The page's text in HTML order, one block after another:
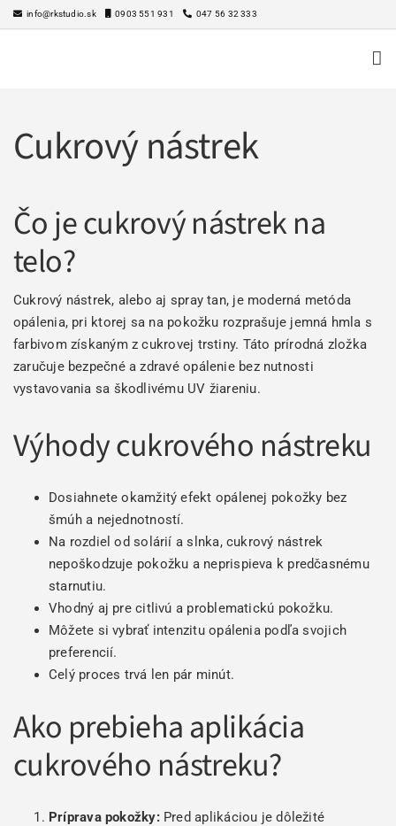
Skip
to
info@rkstudio.sk 0903 551 931 047 56 32 333
Cukrový nástrek
Čo je cukrový nástrek na
telo?
Cukrový nástrek, alebo aj spray tan, je moderná metóda
opálenia, pri ktorej sa na pokožku rozprašuje jemná hmla s
farbivom získaným z cukrovej trstiny. Táto prírodná zložka
zaručuje bezpečné a zdravé opálenie bez nutnosti
vystavovania sa škodlivému UV žiareniu.
Výhody cukrového nástreku
Dosiahnete okamžitý efekt opálenej pokožky bez
šmúh a nejednotností.
Na rozdiel od solárií a slnka, cukrový nástrek
nepoškodzuje pokožku a neprispieva k predčasnému
starnutiu.
Vhodný aj pre citlivú a problematickú pokožku.
Môžete si vybrať intenzitu opálenia podľa svojich
preferencií.
Celý proces trvá len pár minút.
Ako prebieha aplikácia
cukrového nástreku?
Príprava pokožky:Pred aplikáciou je dôležité